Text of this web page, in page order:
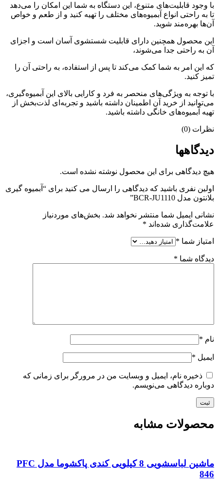
با وجود قابلیت‌های متنوع، این دستگاه به شما این امکان را می‌دهد
تا به راحتی انواع آبمیوه‌های مختلف را تهیه کنید و از طعم و خواص
آن‌ها بهره‌مند شوید.
این محصول همچنین دارای قابلیت شستشوی آسان است و اجزای
آن به راحتی جدا می‌شوند،
که این امر به شما کمک می‌کند تا پس از استفاده، به راحتی آن را
تمیز کنید.
با توجه به ویژگی‌های منحصر به فرد و کارایی بالای این آبمیوه‌گیری،
می‌توانید از خرید آن اطمینان داشته باشید و تجربه‌ای لذت‌بخش از
تهیه آبمیوه‌های خانگی داشته باشید.
نظرات (0)
دیدگاهها
هیچ دیدگاهی برای این محصول نوشته نشده است.
اولین نفری باشید که دیدگاهی را ارسال می کنید برای “آبمیوه گیری
بلانتون مدل BCR-JU1110”
نشانی ایمیل شما منتشر نخواهد شد. بخش‌های موردنیاز
علامت‌گذاری شده‌اند *
امتیاز شما *
دیدگاه شما *
نام *
ایمیل *
ذخیره نام، ایمیل و وبسایت من در مرورگر برای زمانی که
دوباره دیدگاهی می‌نویسم.
محصولات مشابه
ماشین لباسشویی 8 کیلویی کندی پاکشوما مدل PFC
846